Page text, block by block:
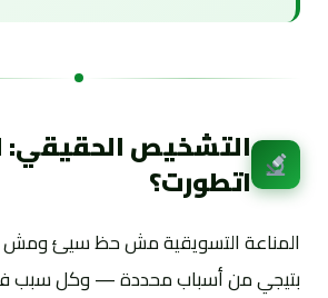
التشخيص الحقيقي:
اتطورت؟
المناعة التسويقية مش حظ سيئ ومش
بتيجي من أسباب محددة — وكل سبب